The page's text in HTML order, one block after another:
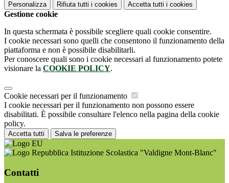
Personalizza Rifiuta tutti i cookies Accetta tutti i cookies
Gestione cookie
In questa schermata è possibile scegliere quali cookie consentire.
I cookie necessari sono quelli che consentono il funzionamento della
piattaforma e non è possibile disabilitarli.
Per conoscere quali sono i cookie necessari al funzionamento potete
visionare la COOKIE POLICY.
Cookie necessari per il funzionamento
I cookie necessari per il funzionamento non possono essere
disabilitati. È possibile consultare l'elenco nella pagina della cookie
policy.
Accetta tutti Salva le preferenze
Istituzione Scolastica "Valdigne Mont-Blanc"
Contatti